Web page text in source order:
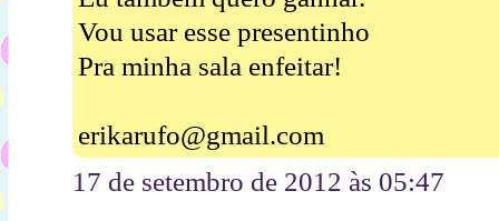
Vou usar esse presentinho
Pra minha sala enfeitar!
erikarufo@gmail.com
17 de setembro de 2012 às 05:47